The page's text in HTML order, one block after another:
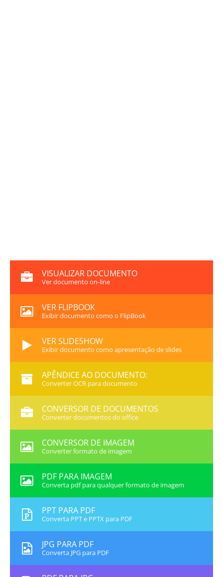
VISUALIZAR DOCUMENTO
Ver documento on-line
VER FLIPBOOK
Exibir documento como o FlipBook
VER SLIDESHOW
Exibir documento como apresentação de slides
APÊNDICE AO DOCUMENTO:
Converter OCR para documento
CONVERSOR DE DOCUMENTOS
Converter documentos do office
CONVERSOR DE IMAGEM
Converter formato de imagem
PDF PARA IMAGEM
Converta pdf para qualquer formato de imagem
PPT PARA PDF
Converta PPT e PPTX para PDF
JPG PARA PDF
Converta JPG para PDF